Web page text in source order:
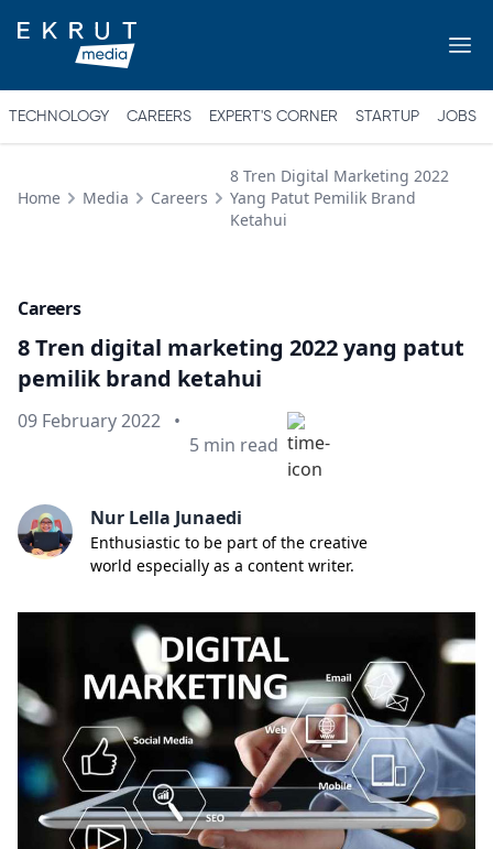
TECHNOLOGY CAREERS EXPERT'S CORNER STARTUP JOBS
Home Media Careers
8 Tren Digital Marketing 2022
Yang Patut Pemilik Brand
Ketahui
Careers
8 Tren digital marketing 2022 yang patut
pemilik brand ketahui
Published on
09 February 2022 •
Min read
5 min read
Nur Lella Junaedi
Enthusiastic to be part of the creative
world especially as a content writer.